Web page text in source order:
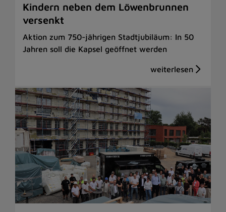
Kindern neben dem Löwenbrunnen
versenkt
Aktion zum 750-jährigen Stadtjubiläum: In 50
Jahren soll die Kapsel geöffnet werden